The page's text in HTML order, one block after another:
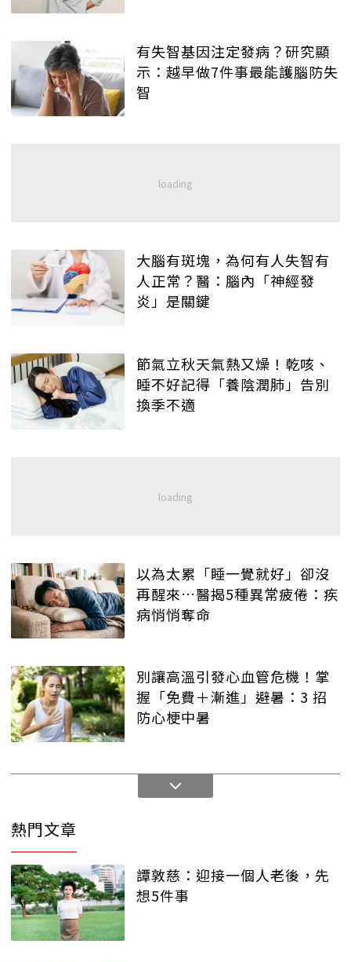
有失智基因注定發病？研究顯
示：越早做7件事最能護腦防失
智
大腦有斑塊，為何有人失智有
人正常？醫：腦內「神經發
炎」是關鍵
節氣立秋天氣熱又燥！乾咳、
睡不好記得「養陰潤肺」告別
換季不適
以為太累「睡一覺就好」卻沒
再醒來…醫揭5種異常疲倦：疾
病悄悄奪命
別讓高溫引發心血管危機！掌
握「免費＋漸進」避暑：3 招
防心梗中暑
熱門文章
譚敦慈：迎接一個人老後，先
想5件事